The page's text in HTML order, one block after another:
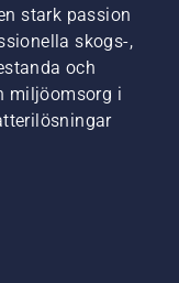
stark passion
skogs-,
och
miljöomsorg i